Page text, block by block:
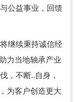
公益事业，回馈
继续秉持诚信经
力当地轴承产业
，不断..自身，
为客户创造更大